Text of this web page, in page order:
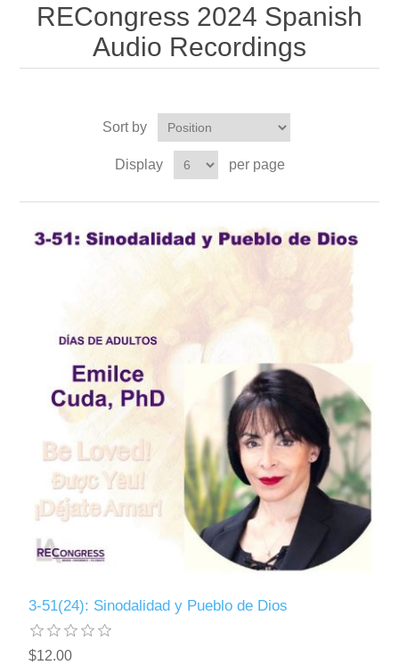
RECongress 2024 Spanish
Audio Recordings
Sort by
Display per page
3-51(24): Sinodalidad y Pueblo de Dios
$12.00